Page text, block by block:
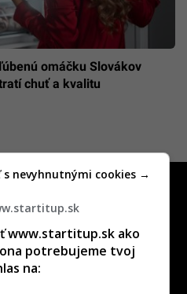
omáčku Slovákov
chuť a kvalitu
www.startitup.sk ako
potrebujeme tvoj
na:
s nevyhnutnými cookies →